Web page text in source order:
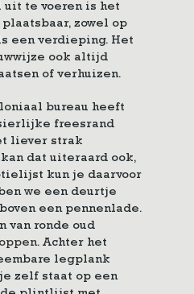
uit te voeren is het
zowel op
een verdieping. Het
ook altijd
of verhuizen.
bureau heeft
freesrand
liever strak
dat uiteraard ook,
kun je daarvoor
we een deurtje
een pennenlade.
van ronde oud
. Achter het
legplank
zelf staat op een